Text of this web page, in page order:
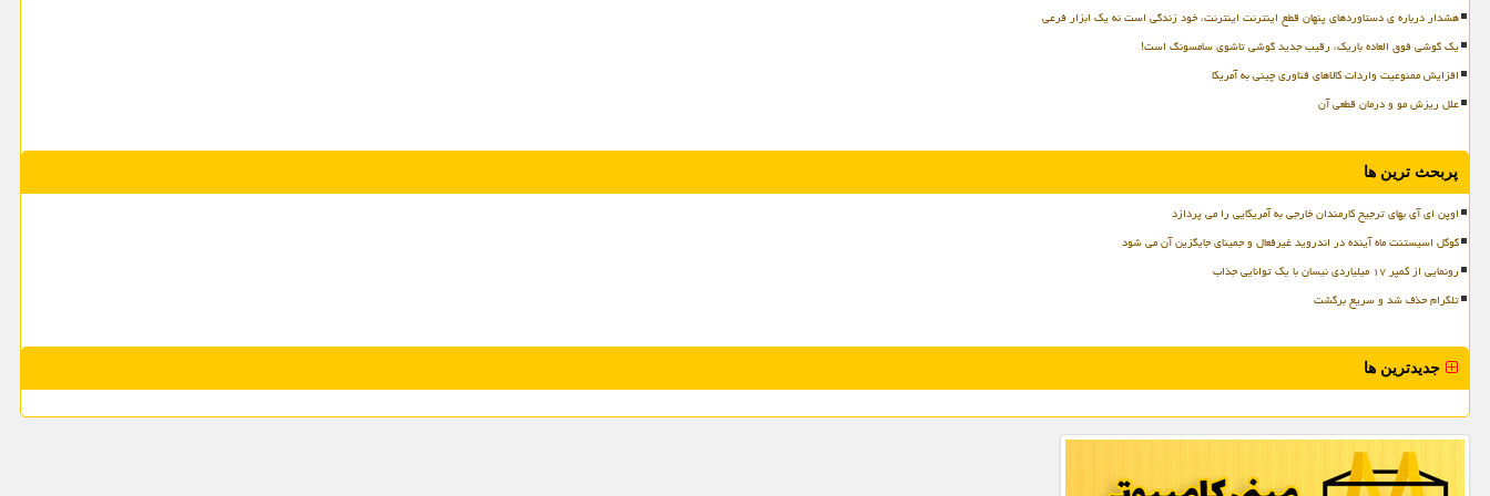
هشدار درباره ی دستاوردهای پنهان قطع اینترنت اینترنت، خود زندگی است نه یک ابزار فرعی
یک گوشی فوق العاده باریک، رقیب جدید گوشی تاشوی سامسونگ است!
افزایش ممنوعیت واردات کالاهای فناوری چینی به آمریکا
علل ریزش مو و درمان قطعی آن
پربحث ترین ها
اوپن ای آی بهای ترجیح کارمندان خارجی به آمریکایی را می پردازد
گوگل اسیستنت ماه آینده در اندروید غیرفعال و جمینای جایگزین آن می شود
رونمایی از کمپر ۱۷ میلیاردی نیسان با یک توانایی جذاب
تلگرام حذف شد و سریع برگشت
جدیدترین ها